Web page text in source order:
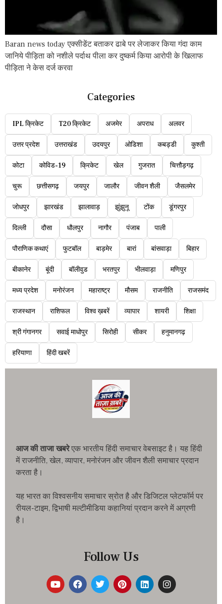
Baran news today एक्सीडेंट बताकर ढाबे पर लेजाकर किया गंदा काम
जानिये पीड़िता को नशीले पर्दाथ पीला कर दुष्कर्म किया आरोपी के खिलाफ
पीड़िता ने केस दर्ज करवा
Categories
IPL क्रिकेट T20 क्रिकेट अजमेर अपराध अलवर
उत्तर प्रदेश उत्तराखंड उदयपुर ओडिशा कबड्डी कुश्ती
कोटा कोविड-19 क्रिकेट खेल गुजरात चित्तौड़गढ़
चुरू छत्तीसगढ़ जयपुर जालौर जीवन शैली जैसलमेर
जोधपुर झारखंड झालावाड़ झुंझुनू टोंक डूंगरपुर
दिल्ली दौसा धौलपुर नागौर पंजाब पाली
पौराणिक कथाएं फुटबॉल बाड़मेर बारां बांसवाड़ा बिहार
बीकानेर बूंदी बॉलीवुड भरतपुर भीलवाड़ा मणिपुर
मध्य प्रदेश मनोरंजन महाराष्ट्र मौसम राजनीति राजसमंद
राजस्थान राशिफल विश्व ख़बरें व्यापार शायरी शिक्षा
श्री गंगानगर सवाई माधोपुर सिरोही सीकर हनुमानगढ़
हरियाणा हिंदी खबरें
आज की ताजा खबरेएक भारतीय हिंदी समाचार वेबसाइट है। यह हिंदी
में राजनीति, खेल, व्यापार, मनोरंजन और जीवन शैली समाचार प्रदान
करता है।
यह भारत का विश्वसनीय समाचार स्रोत है और डिजिटल प्लेटफॉर्म पर
रीयल-टाइम, द्विभाषी मल्टीमीडिया कहानियां प्रदान करने में अग्रणी
है।
Follow Us